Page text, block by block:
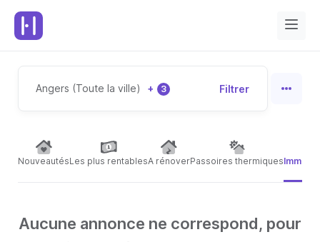
Angers (Toute la ville) + 3 Filtrer
NouveautésLes plus rentablesA rénoverPassoires thermiques
Aucune annonce ne correspond, pour